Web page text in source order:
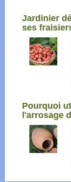
Jardinier
ses
Pourquoi
l'arrosage